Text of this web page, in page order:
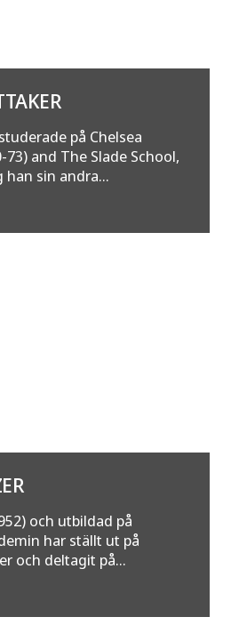
på Chelsea
and The Slade School,
han sin andra...
och utbildad på
har ställt ut på
och deltagit på...